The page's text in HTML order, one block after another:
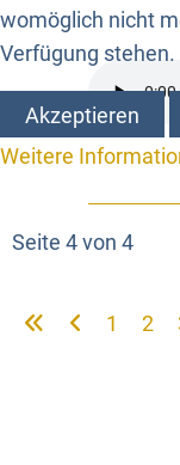
Seite 4 von 4
1 2
womöglich nicht
Verfügung stehen.
Akzeptieren
Weitere